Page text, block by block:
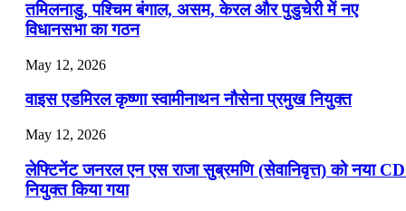
📝 डेली करेंट अफेयर्स: 13-15 जुलाई 2026
तमिलनाडु, पश्चिम बंगाल, असम, केरल और पुडुचेरी में नए
विधानसभा का गठन
May 12, 2026
वाइस एडमिरल कृष्णा स्वामीनाथन नौसेना प्रमुख नियुक्त
May 12, 2026
लेफ्टिनेंट जनरल एन एस राजा सुब्रमणि (सेवानिवृत्त) को नया
नियुक्त किया गया